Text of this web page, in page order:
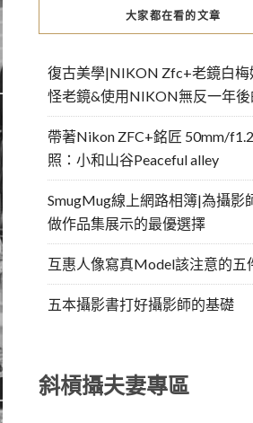
大家都在看的文章
復古美學|NIKON Zfc+老鏡白梅
怪老鏡&使用NIKON無反一年後
帶著Nikon ZFC+銘匠 50mm/
照：小和山谷Peaceful alley
SmugMug線上網路相簿|為攝影
做作品集展示的最優選擇
互惠人像寫真Model該注意的五
五本攝影書打好攝影師的基礎
斜槓攝夫妻專區